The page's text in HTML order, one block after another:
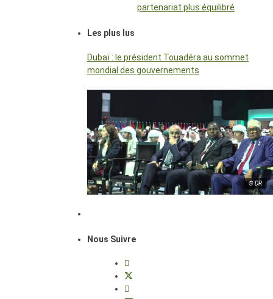
partenariat plus équilibré
Les plus lus
Dubaï : le président Touadéra au sommet
mondial des gouvernements
© DR
Nous Suivre